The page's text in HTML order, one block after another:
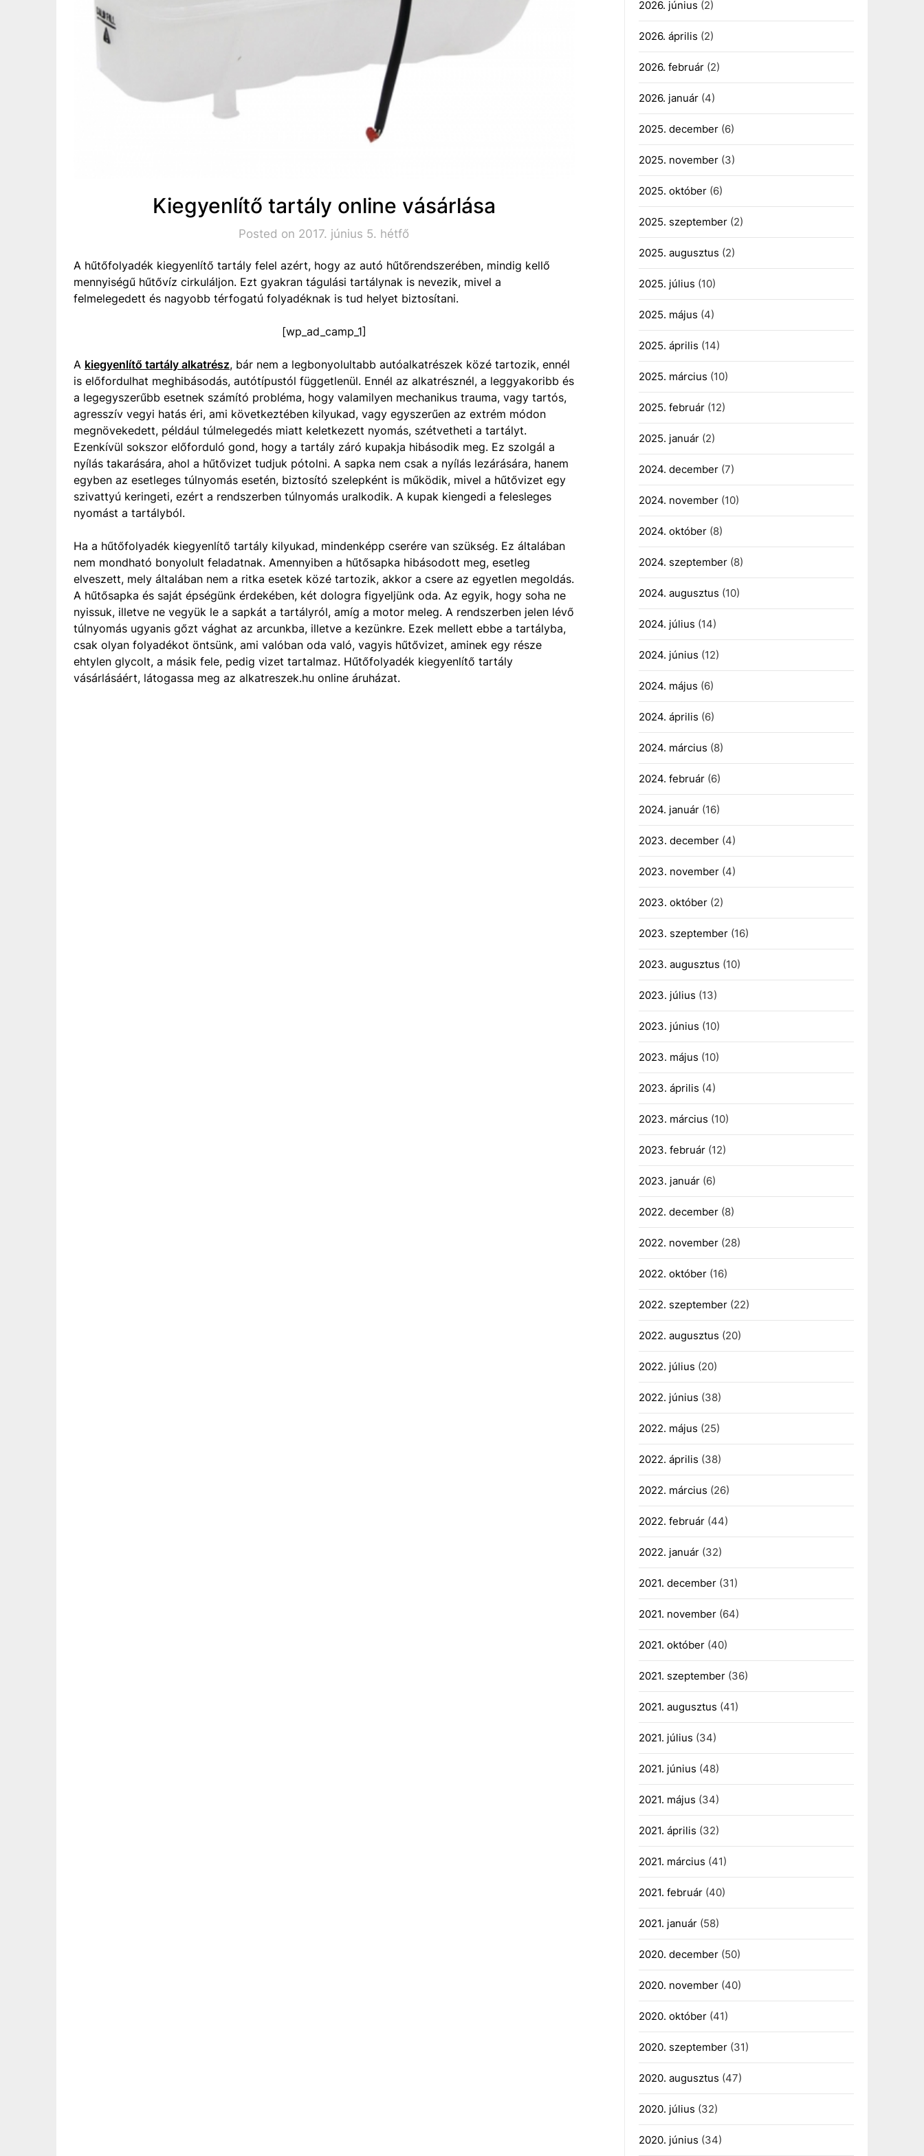
Kiegyenlítő tartály online vásárlása
Posted on 2017. június 5. hétfő
A hűtőfolyadék kiegyenlítő tartály felel azért, hogy az autó hűtőrendszerében, mindig kellő
mennyiségű hűtővíz cirkuláljon. Ezt gyakran tágulási tartálynak is nevezik, mivel a
felmelegedett és nagyobb térfogatú folyadéknak is tud helyet biztosítani.
[wp_ad_camp_1]
A kiegyenlítő tartály alkatrész, bár nem a legbonyolultabb autóalkatrészek közé tartozik, ennél
is előfordulhat meghibásodás, autótípustól függetlenül. Ennél az alkatrésznél, a leggyakoribb és
a legegyszerűbb esetnek számító probléma, hogy valamilyen mechanikus trauma, vagy tartós,
agresszív vegyi hatás éri, ami következtében kilyukad, vagy egyszerűen az extrém módon
megnövekedett, például túlmelegedés miatt keletkezett nyomás, szétvetheti a tartályt.
Ezenkívül sokszor előforduló gond, hogy a tartály záró kupakja hibásodik meg. Ez szolgál a
nyílás takarására, ahol a hűtővizet tudjuk pótolni. A sapka nem csak a nyílás lezárására, hanem
egyben az esetleges túlnyomás esetén, biztosító szelepként is működik, mivel a hűtővizet egy
szivattyú keringeti, ezért a rendszerben túlnyomás uralkodik. A kupak kiengedi a felesleges
nyomást a tartályból.
Ha a hűtőfolyadék kiegyenlítő tartály kilyukad, mindenképp cserére van szükség. Ez általában
nem mondható bonyolult feladatnak. Amennyiben a hűtősapka hibásodott meg, esetleg
elveszett, mely általában nem a ritka esetek közé tartozik, akkor a csere az egyetlen megoldás.
A hűtősapka és saját épségünk érdekében, két dologra figyeljünk oda. Az egyik, hogy soha ne
nyissuk, illetve ne vegyük le a sapkát a tartályról, amíg a motor meleg. A rendszerben jelen lévő
túlnyomás ugyanis gőzt vághat az arcunkba, illetve a kezünkre. Ezek mellett ebbe a tartályba,
csak olyan folyadékot öntsünk, ami valóban oda való, vagyis hűtővizet, aminek egy része
ehtylen glycolt, a másik fele, pedig vizet tartalmaz. Hűtőfolyadék kiegyenlítő tartály
vásárlásáért, látogassa meg az alkatreszek.hu online áruházat.
2026. június (2)
2026. április (2)
2026. február(2)
2026. január(4)
2025. december(6)
2025. november(3)
2025. október(6)
2025. szeptember(2)
2025. augusztus (2)
2025. július (10)
2025. május (4)
2025. április (14)
2025. március (10)
2025. február(12)
2025. január(2)
2024. december(7)
2024. november(10)
2024. október(8)
2024. szeptember(8)
2024. augusztus (10)
2024. július (14)
2024. június (12)
2024. május (6)
2024. április (6)
2024. március (8)
2024. február(6)
2024. január(16)
2023. december(4)
2023. november(4)
2023. október(2)
2023. szeptember(16)
2023. augusztus (10)
2023. július (13)
2023. június (10)
2023. május (10)
2023. április (4)
2023. március (10)
2023. február(12)
2023. január(6)
2022. december(8)
2022. november(28)
2022. október(16)
2022. szeptember(22)
2022. augusztus (20)
2022. július (20)
2022. június (38)
2022. május (25)
2022. április (38)
2022. március (26)
2022. február(44)
2022. január(32)
2021. december(31)
2021. november(64)
2021. október(40)
2021. szeptember(36)
2021. augusztus (41)
2021. július (34)
2021. június (48)
2021. május (34)
2021. április (32)
2021. március (41)
2021. február(40)
2021. január(58)
2020. december(50)
2020. november(40)
2020. október(41)
2020. szeptember(31)
2020. augusztus (47)
2020. július (32)
2020. június (34)